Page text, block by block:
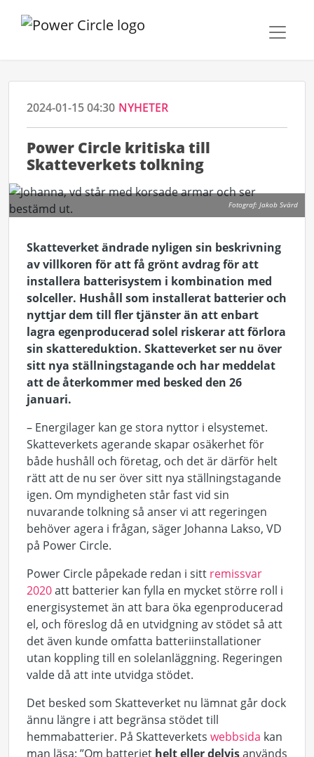
2024-01-15 04:30 NYHETER
Power Circle kritiska till
Skatteverkets tolkning
Fotograf: Jakob Svärd
Skatteverket ändrade nyligen sin beskrivning
av villkoren för att få grönt avdrag för att
installera batterisystem i kombination med
solceller. Hushåll som installerat batterier och
nyttjar dem till fler tjänster än att enbart
lagra egenproducerad solel riskerar att förlora
sin skattereduktion. Skatteverket ser nu över
sitt nya ställningstagande och har meddelat
att de återkommer med besked den 26
januari.
– Energilager kan ge stora nyttor i elsystemet.
Skatteverkets agerande skapar osäkerhet för
både hushåll och företag, och det är därför helt
rätt att de nu ser över sitt nya ställningstagande
igen. Om myndigheten står fast vid sin
nuvarande tolkning så anser vi att regeringen
behöver agera i frågan, säger Johanna Lakso, VD
på Power Circle.
Power Circle påpekade redan i sitt remissvar
2020att batterier kan fylla en mycket större roll i
energisystemet än att bara öka egenproducerad
el, och föreslog då en utvidgning av stödet så att
det även kunde omfatta batteriinstallationer
utan koppling till en solelanläggning. Regeringen
valde då att inte utvidga stödet.
Det besked som Skatteverket nu lämnat går dock
ännu längre i att begränsa stödet till
hemmabatterier. På Skatteverkets webbsida kan
man läsa: ”Om batteriet helt eller delvisanvänds